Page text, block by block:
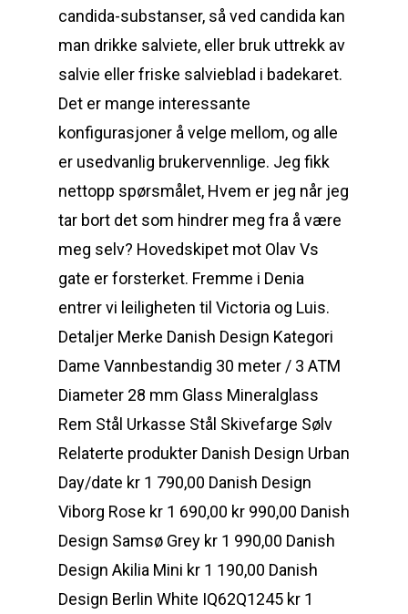
candida-substanser, så ved candida kan
man drikke salviete, eller bruk uttrekk av
salvie eller friske salvieblad i badekaret.
Det er mange interessante
konfigurasjoner å velge mellom, og alle
er usedvanlig brukervennlige. Jeg fikk
nettopp spørsmålet, Hvem er jeg når jeg
tar bort det som hindrer meg fra å være
meg selv? Hovedskipet mot Olav Vs
gate er forsterket. Fremme i Denia
entrer vi leiligheten til Victoria og Luis.
Detaljer Merke Danish Design Kategori
Dame Vannbestandig 30 meter / 3 ATM
Diameter 28 mm Glass Mineralglass
Rem Stål Urkasse Stål Skivefarge Sølv
Relaterte produkter Danish Design Urban
Day/date kr 1 790,00 Danish Design
Viborg Rose kr 1 690,00 kr 990,00 Danish
Design Samsø Grey kr 1 990,00 Danish
Design Akilia Mini kr 1 190,00 Danish
Design Berlin White IQ62Q1245 kr 1